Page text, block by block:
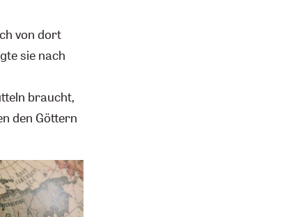
von dort
sie nach
braucht,
den Göttern